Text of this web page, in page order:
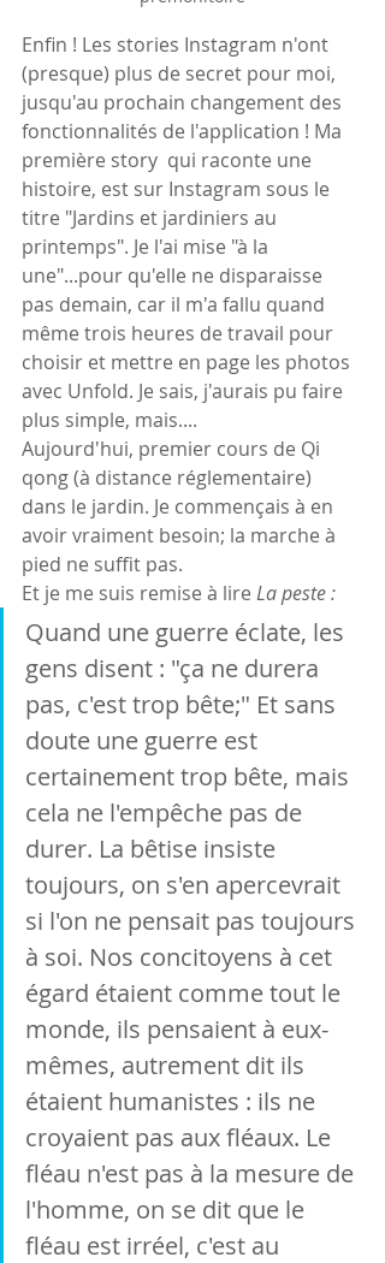
Enfin ! Les stories Instagram n'ont
(presque) plus de secret pour moi,
jusqu'au prochain changement des
fonctionnalités de l'application ! Ma
première story  qui raconte une
histoire, est sur Instagram sous le
titre "Jardins et jardiniers au
printemps". Je l'ai mise "à la
une"...pour qu'elle ne disparaisse
pas demain, car il m'a fallu quand
même trois heures de travail pour
choisir et mettre en page les photos
avec Unfold. Je sais, j'aurais pu faire
plus simple, mais....
Aujourd'hui, premier cours de Qi
qong (à distance réglementaire)
dans le jardin. Je commençais à en
avoir vraiment besoin; la marche à
pied ne suffit pas.
Et je me suis remise à lire La peste :
Quand une guerre éclate, les
gens disent : "ça ne durera
pas, c'est trop bête;" Et sans
doute une guerre est
certainement trop bête, mais
cela ne l'empêche pas de
durer. La bêtise insiste
toujours, on s'en apercevrait
si l'on ne pensait pas toujours
à soi. Nos concitoyens à cet
égard étaient comme tout le
monde, ils pensaient à eux-
mêmes, autrement dit ils
étaient humanistes : ils ne
croyaient pas aux fléaux. Le
fléau n'est pas à la mesure de
l'homme, on se dit que le
fléau est irréel, c'est au